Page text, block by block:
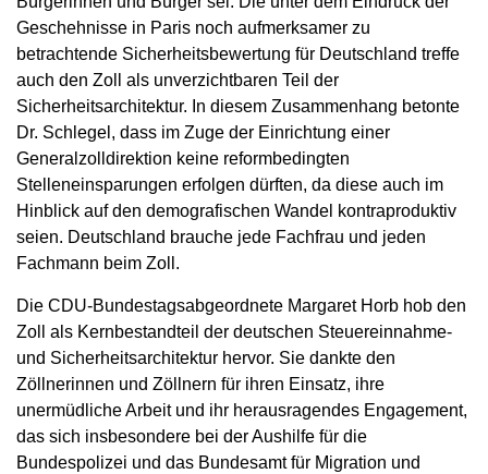
Geschehnisse in Paris noch aufmerksamer zu
betrachtende Sicherheitsbewertung für Deutschland treffe
auch den Zoll als unverzichtbaren Teil der
Sicherheitsarchitektur. In diesem Zusammenhang betonte
Dr. Schlegel, dass im Zuge der Einrichtung einer
Generalzolldirektion keine reformbedingten
Stelleneinsparungen erfolgen dürften, da diese auch im
Hinblick auf den demografischen Wandel kontraproduktiv
seien. Deutschland brauche jede Fachfrau und jeden
Fachmann beim Zoll.
Die CDU-Bundestagsabgeordnete Margaret Horb hob den
Zoll als Kernbestandteil der deutschen Steuereinnahme-
und Sicherheitsarchitektur hervor. Sie dankte den
Zöllnerinnen und Zöllnern für ihren Einsatz, ihre
unermüdliche Arbeit und ihr herausragendes Engagement,
das sich insbesondere bei der Aushilfe für die
Bundespolizei und das Bundesamt für Migration und